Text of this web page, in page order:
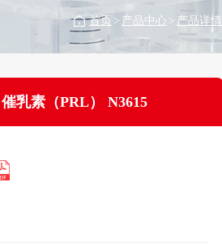
首页 > 产品中心 > 产品详情
催乳素（PRL） N3615